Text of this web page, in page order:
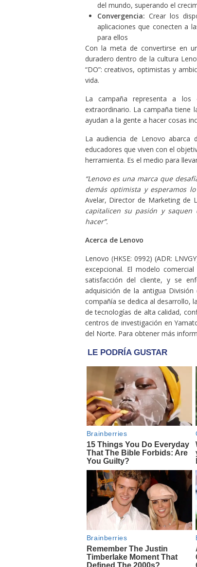
del mundo, superando el
Convergencia: Crear los
aplicaciones que conecten a
para ellos
Con la meta de convertirse en
duradero dentro de la cultura
“DO”: creativos, optimistas y
vida.
La campaña representa a los
extraordinario. La campaña tiene
ayudan a la gente a hacer cosas
La audiencia de Lenovo abarca
educadores que viven con el
herramienta. Es el medio para
“Lenovo es una marca que
demás optimista y esperamos
Avelar, Director de Marketing de
capitalicen su pasión y
hacer”.
Acerca de Lenovo
Lenovo (HKSE: 0992) (ADR:
excepcional. El modelo
satisfacción del cliente, y se
adquisición de la antigua
compañía se dedica al desarrollo,
de tecnologías de alta calidad,
centros de investigación en
del Norte. Para obtener más